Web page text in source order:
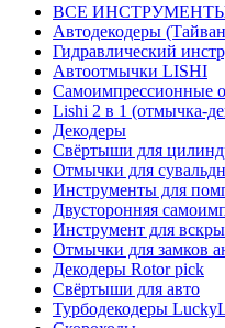
ВСЕ
Автодекодеры
Гидравлический
Автоотмычки LISHI
Самоимпрессионные
Lishi 2 в 1 (отмычка-
Декодеры
Свёртыши для
Отмычки для
Инструменты для
Двусторонняя
Инструмент для
Отмычки для замков
Декодеры Rotor pick
Свёртыши для авто
Турбодекодеры